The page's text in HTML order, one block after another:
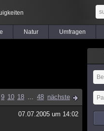
Natur Umfragen
9 10 18 ... 48 nächste
07.07.2005 um 14:02